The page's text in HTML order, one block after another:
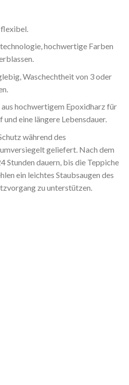
hochwertige Farben
Waschechtheit von 3 oder
hochwertigem Epoxidharz für
eine längere Lebensdauer.
während des
geliefert. Nach dem
Stunden dauern, bis die Teppiche
ein leichtes Staubsaugen des
zu unterstützen.